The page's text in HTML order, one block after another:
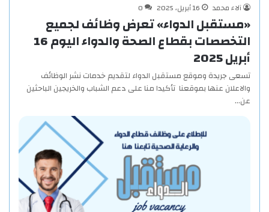
آلاء محمد
16 أبريل، 2025 0
«مستقبل الدواء» تعرض وظائف لجميع
التخصصات بقطاع الصحة والدواء اليوم 16
أبريل 2025
تسعى جريدة وموقع مستقبل الدواء لتقديم خدمات نشر الوظائف
والاعلان عنها بموقعنا تأكيدا منا على دعم الشباب والخريجين الباحثين
عن…